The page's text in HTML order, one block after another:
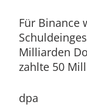
Für Binance
Milliarden
zahlte 50
dpa